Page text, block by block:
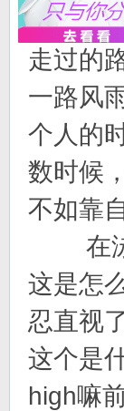
生活在
走过的
一路风
个人的
数时候
不如靠
在泳
这是怎
忍直视
这个是
high嘛